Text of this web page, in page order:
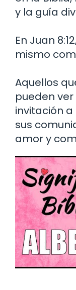
y la guía
En Juan
mismo
Aquellos
pueden
invitación
sus
amor y